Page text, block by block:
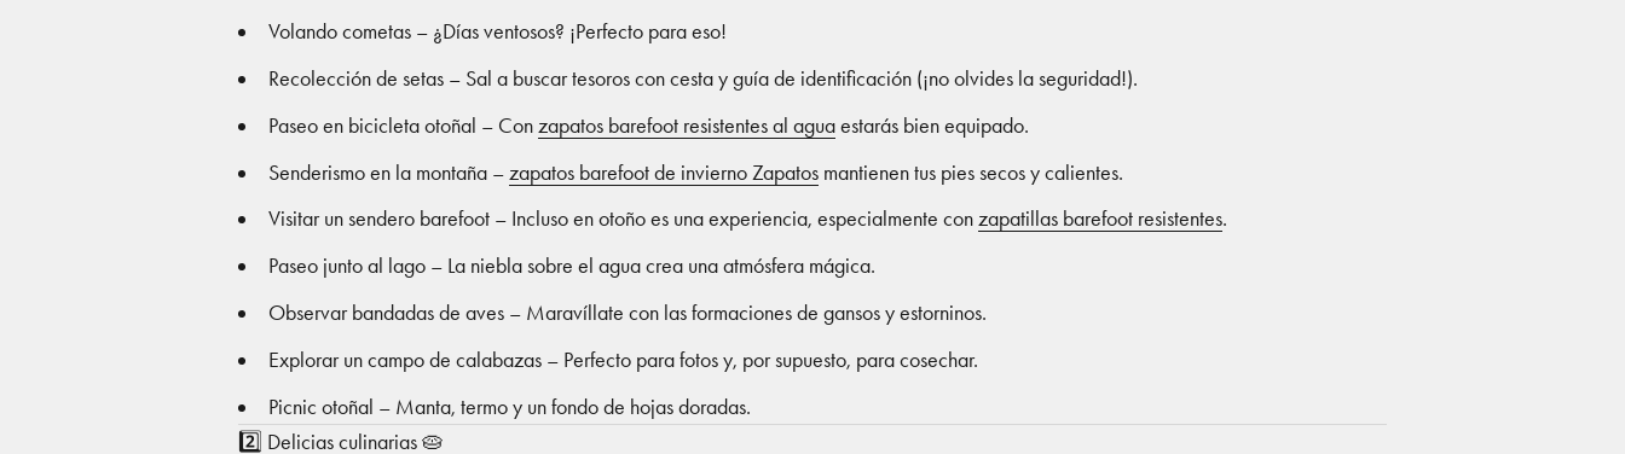
Volando cometas – ¿Días ventosos? ¡Perfecto para eso!
Recolección de setas – Sal a buscar tesoros con cesta y guía de identificación (¡no olvides la seguridad!).
Paseo en bicicleta otoñal – Conzapatos barefoot resistentes al aguaestarás bien equipado.
Senderismo en la montaña –zapatos barefoot de invierno Zapatos mantienen tus pies secos y calientes.
Visitar un sendero barefoot – Incluso en otoño es una experiencia, especialmente conzapatillas barefoot resistentes.
Paseo junto al lago – La niebla sobre el agua crea una atmósfera mágica.
Observar bandadas de aves – Maravíllate con las formaciones de gansos y estorninos.
Explorar un campo de calabazas – Perfecto para fotos y, por supuesto, para cosechar.
Picnic otoñal – Manta, termo y un fondo de hojas doradas.
2️⃣ Delicias culinarias 🥧